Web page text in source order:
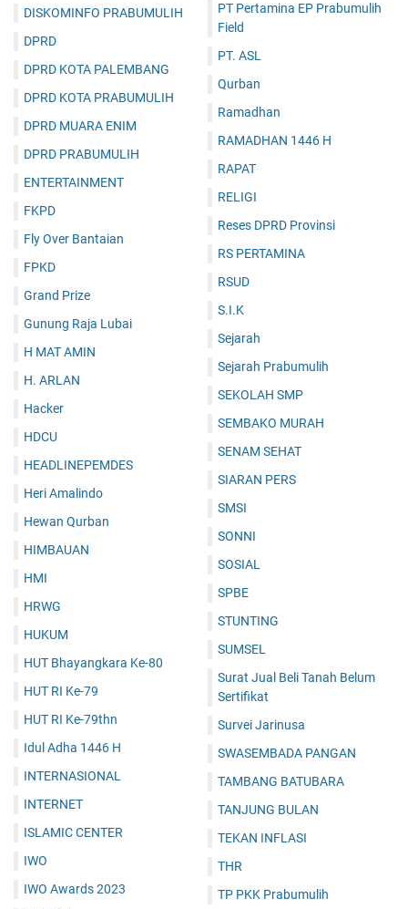
DISKOMINFO PRABUMULIH
DPRD
DPRD KOTA PALEMBANG
DPRD KOTA PRABUMULIH
DPRD MUARA ENIM
DPRD PRABUMULIH
ENTERTAINMENT
FKPD
Fly Over Bantaian
FPKD
Grand Prize
Gunung Raja Lubai
H MAT AMIN
H. ARLAN
Hacker
HDCU
HEADLINEPEMDES
Heri Amalindo
Hewan Qurban
HIMBAUAN
HMI
HRWG
HUKUM
HUT Bhayangkara Ke-80
HUT RI Ke-79
HUT RI Ke-79thn
Idul Adha 1446 H
INTERNASIONAL
INTERNET
ISLAMIC CENTER
IWO
IWO Awards 2023
PT Pertamina EP Prabumulih
Field
PT. ASL
Qurban
Ramadhan
RAMADHAN 1446 H
RAPAT
RELIGI
Reses DPRD Provinsi
RS PERTAMINA
RSUD
S.I.K
Sejarah
Sejarah Prabumulih
SEKOLAH SMP
SEMBAKO MURAH
SENAM SEHAT
SIARAN PERS
SMSI
SONNI
SOSIAL
SPBE
STUNTING
SUMSEL
Surat Jual Beli Tanah Belum
Sertifikat
Survei Jarinusa
SWASEMBADA PANGAN
TAMBANG BATUBARA
TANJUNG BULAN
TEKAN INFLASI
THR
TP PKK Prabumulih